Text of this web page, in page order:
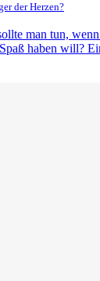
der Herzen?
man tun,
haben will?